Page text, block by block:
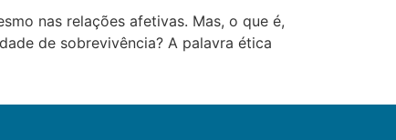
nas relações afetivas. Mas, o que é,
de sobrevivência? A palavra ética